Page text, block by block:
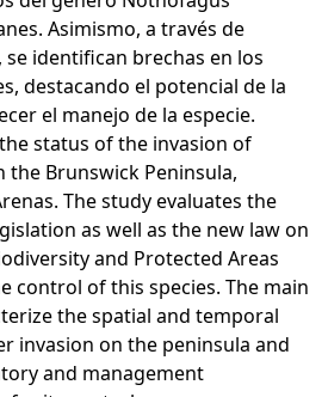
Asimismo, a través de
identifican brechas en los
destacando el potencial de la
el manejo de la especie.
status of the invasion of
the Brunswick Peninsula,
The study evaluates the
as well as the new law on
and Protected Areas
control of this species. The main
the spatial and temporal
invasion on the peninsula and
and management